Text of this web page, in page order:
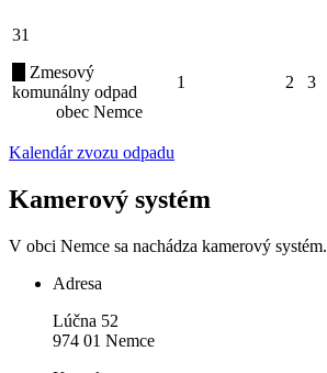
31
Zmesový
komunálny odpad
obec Nemce
1 2 3
Kalendár zvozu odpadu
Kamerový systém
V obci Nemce sa nachádza kamerový systém.
Adresa
Lúčna 52
974 01 Nemce